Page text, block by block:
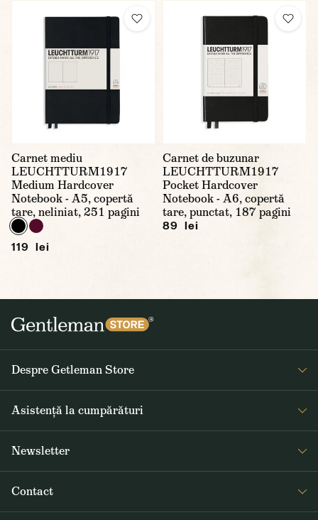
Carnet mediu
LEUCHTTURM1917
Medium Hardcover
Notebook - A5, copertă
tare, neliniat, 251 pagini
119 lei
Carnet de buzunar
LEUCHTTURM1917
Pocket Hardcover
Notebook - A6, copertă
tare, punctat, 187 pagini
89 lei
Despre Getleman Store
Asistență la cumpărături
Termeni și condiții
Newsletter
informații despre produse noi și oferte speciale
Contact